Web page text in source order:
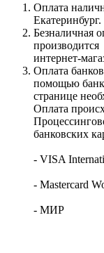
Оплата
Екатеринбург.
Безналичная
производится
интернет-
Оплата
помощью
странице
Оплата
банковских
- VISA
- Mastercard
- МИР